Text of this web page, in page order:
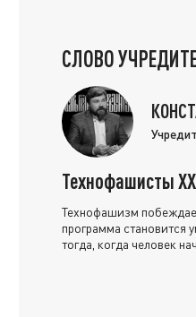
СЛОВО
Технофашисты
Технофашизм
программа становится
тогда, когда человек